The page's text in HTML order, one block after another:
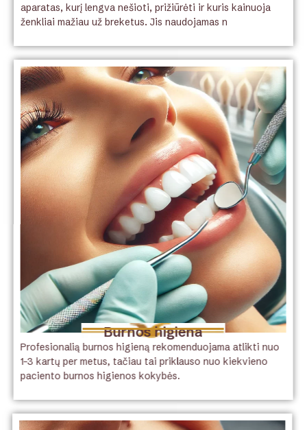
aparatas, kurį lengva nešioti, prižiūrėti ir kuris kainuoja
ženkliai mažiau už breketus. Jis naudojamas n
Burnos higiena
Profesionalią burnos higieną rekomenduojama atlikti nuo
1–3 kartų per metus, tačiau tai priklauso nuo kiekvieno
paciento burnos higienos kokybės.